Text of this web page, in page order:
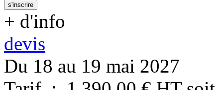
s'inscrire
+ d'info
devis
Du 18 au 19 mai 2027